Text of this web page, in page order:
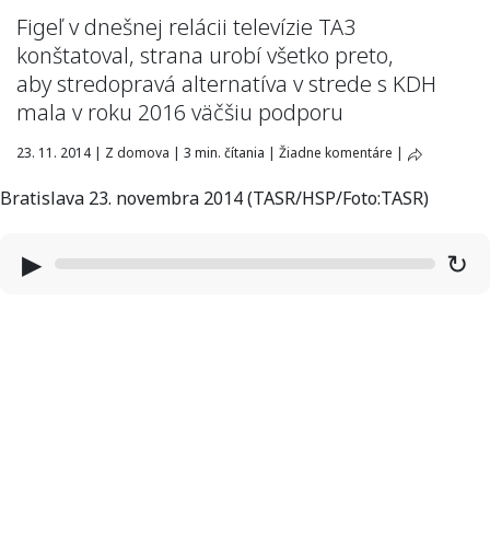
Figeľ v dnešnej relácii televízie TA3
konštatoval, strana urobí všetko preto,
aby stredopravá alternatíva v strede s KDH
mala v roku 2016 väčšiu podporu
23. 11. 2014 | Z domova | 3 min. čítania | Žiadne komentáre |
Bratislava 23. novembra 2014 (TASR/HSP/Foto:TASR)
▶ ↻